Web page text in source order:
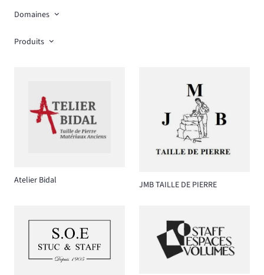
Domaines
Produits
Atelier Bidal JMB TAILLE DE PIERRE